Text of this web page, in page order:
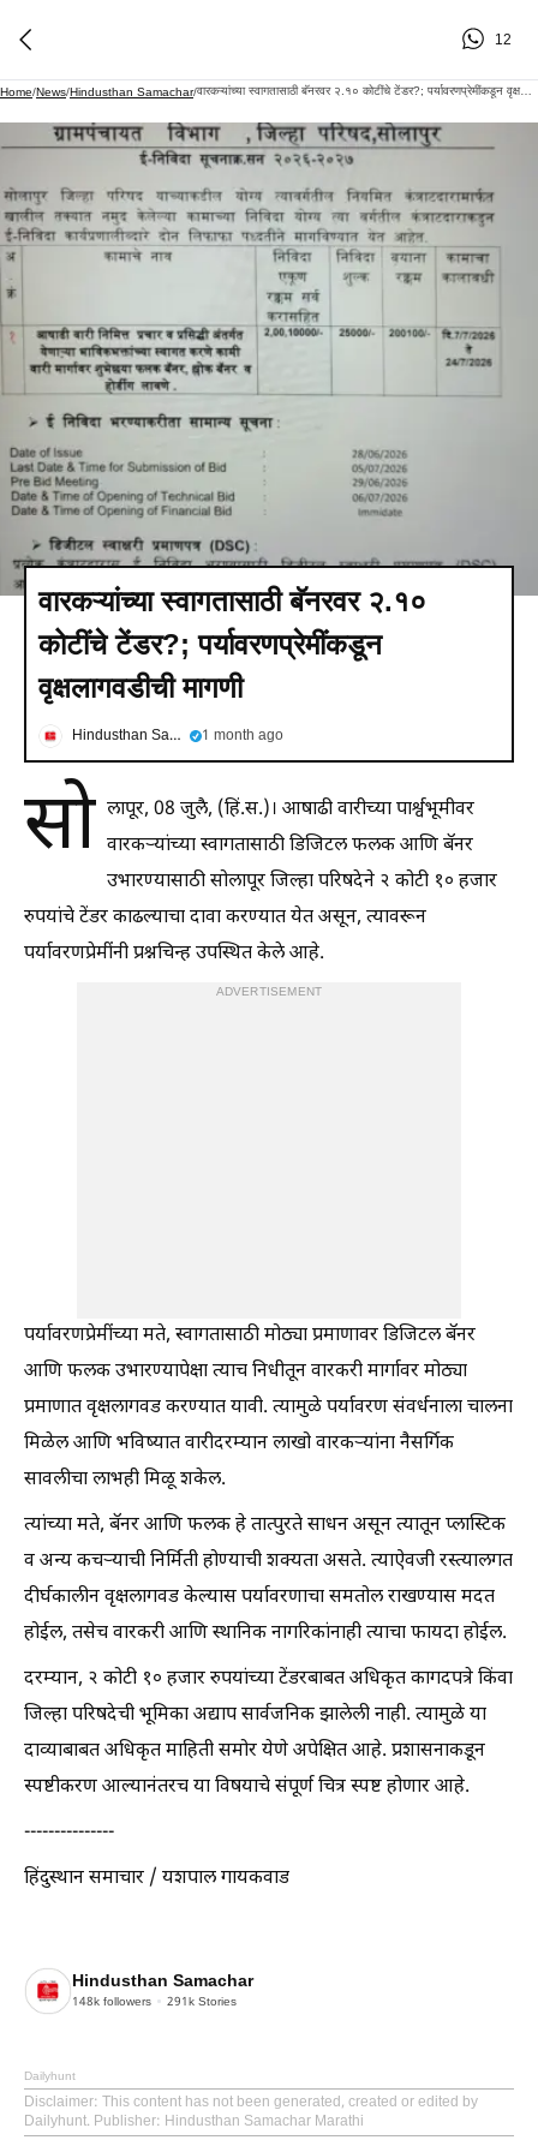
12
Home/News/Hindusthan Samachar/
वारकऱ्यांच्या स्वागतासाठी बॅनरवर २.१०
कोटींचे टेंडर?; पर्यावरणप्रेमींकडून
वृक्षलागवडीची मागणी
Hindusthan Samachar 1 month ago
सो लापूर, 08 जुलै, (हिं.स.)। आषाढी वारीच्या पार्श्वभूमीवर
वारकऱ्यांच्या स्वागतासाठी डिजिटल फलक आणि बॅनर
उभारण्यासाठी सोलापूर जिल्हा परिषदेने २ कोटी १० हजार
रुपयांचे टेंडर काढल्याचा दावा करण्यात येत असून, त्यावरून
पर्यावरणप्रेमींनी प्रश्नचिन्ह उपस्थित केले आहे.
ADVERTISEMENT
पर्यावरणप्रेमींच्या मते, स्वागतासाठी मोठ्या प्रमाणावर डिजिटल बॅनर
आणि फलक उभारण्यापेक्षा त्याच निधीतून वारकरी मार्गावर मोठ्या
प्रमाणात वृक्षलागवड करण्यात यावी. त्यामुळे पर्यावरण संवर्धनाला चालना
मिळेल आणि भविष्यात वारीदरम्यान लाखो वारकऱ्यांना नैसर्गिक
सावलीचा लाभही मिळू शकेल.
त्यांच्या मते, बॅनर आणि फलक हे तात्पुरते साधन असून त्यातून प्लास्टिक
व अन्य कचऱ्याची निर्मिती होण्याची शक्यता असते. त्याऐवजी रस्त्यालगत
दीर्घकालीन वृक्षलागवड केल्यास पर्यावरणाचा समतोल राखण्यास मदत
होईल, तसेच वारकरी आणि स्थानिक नागरिकांनाही त्याचा फायदा होईल.
दरम्यान, २ कोटी १० हजार रुपयांच्या टेंडरबाबत अधिकृत कागदपत्रे किंवा
जिल्हा परिषदेची भूमिका अद्याप सार्वजनिक झालेली नाही. त्यामुळे या
दाव्याबाबत अधिकृत माहिती समोर येणे अपेक्षित आहे. प्रशासनाकडून
स्पष्टीकरण आल्यानंतरच या विषयाचे संपूर्ण चित्र स्पष्ट होणार आहे.
---------------
हिंदुस्थान समाचार / यशपाल गायकवाड
Hindusthan Samachar
148k followers 291k Stories
Dailyhunt
Disclaimer: This content has not been generated, created or edited by
Dailyhunt. Publisher: Hindusthan Samachar Marathi